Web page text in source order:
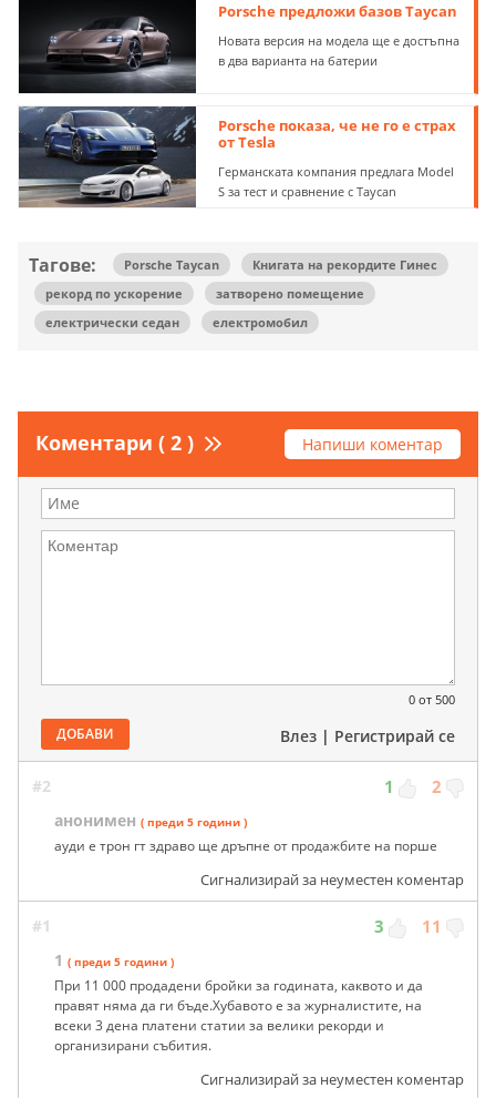
Porsche предложи базов Taycan
Новата версия на модела ще е достъпна
в два варианта на батерии
Porsche показа, че не го е страх
от Tesla
Германската компания предлага Model
S за тест и сравнение с Taycan
Тагове: Porsche Taycan
Книгата на рекордите Гинес
рекорд по ускорение
затворено помещение
електрически седан
електромобил
Коментари ( 2 ) Напиши коментар
0 от 500
ДОБАВИ Влез | Регистрирай се
#2 1 2
анонимен ( преди 5 години )
ауди е трон гт здраво ще дръпне от продажбите на порше
Сигнализирай за неуместен коментар
#1 3 11
1 ( преди 5 години )
При 11 000 продадени бройки за годината, каквото и да
правят няма да ги бъде.Хубавото е за журналистите, на
всеки 3 дена платени статии за велики рекорди и
организирани събития.
Сигнализирай за неуместен коментар